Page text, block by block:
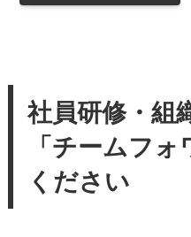
社員研修・組
「チームフ
ください